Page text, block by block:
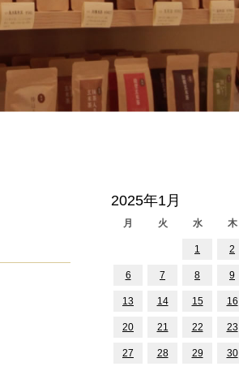
2025年1月
月 火 水 木
1 2
6 7 8 9
13 14 15 16
20 21 22 23
27 28 29 30